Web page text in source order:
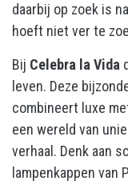
daarbij op zoek is
hoeft niet ver te
Bij Celebra la Vida
leven. Deze
combineert luxe
een wereld van
verhaal. Denk aan
lampenkappen